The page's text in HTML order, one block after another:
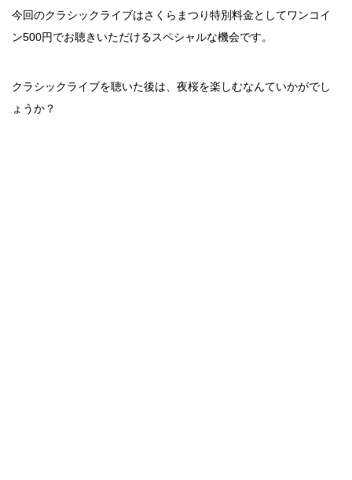
今回のクラシックライブはさくらまつり特別料金としてワンコイ
ン500円でお聴きいただけるスペシャルな機会です。
クラシックライブを聴いた後は、夜桜を楽しむなんていかがでし
ょうか？